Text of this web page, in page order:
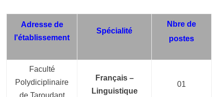
Nbre de
postes
Spécialité
Adresse de
l'établissement
01
Français –
Linguistique
Faculté
Polydiciplinaire